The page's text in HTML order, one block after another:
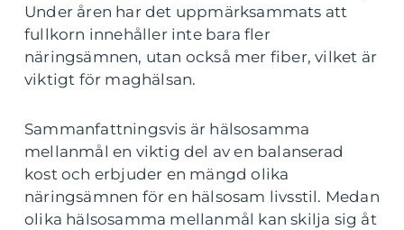
Under åren har det uppmärksammats att
fullkorn innehåller inte bara fler
näringsämnen, utan också mer fiber, vilket är
viktigt för maghälsan.
Sammanfattningsvis är hälsosamma
mellanmål en viktig del av en balanserad
kost och erbjuder en mängd olika
näringsämnen för en hälsosam livsstil. Medan
olika hälsosamma mellanmål kan skilja sig åt